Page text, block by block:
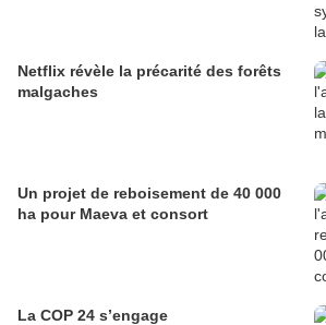
Netflix révèle la précarité des forêts
malgaches
Un projet de reboisement de 40 000
ha pour Maeva et consort
La COP 24 s’engage